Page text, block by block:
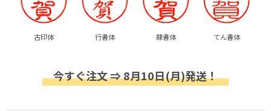
古印体 行書体 隷書体 てん書体
今すぐ注文 ⇒ 8月10日(月)発送！